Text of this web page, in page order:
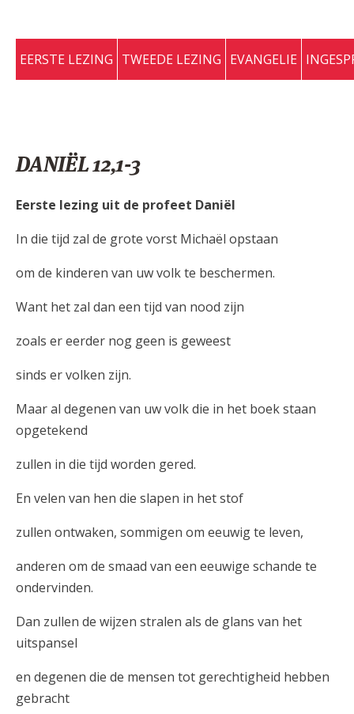
EERSTE LEZING TWEEDE LEZING EVANGELIE
DANIËL 12,1-3
Eerste lezing uit de profeet Daniël
In die tijd zal de grote vorst Michaël opstaan
om de kinderen van uw volk te beschermen.
Want het zal dan een tijd van nood zijn
zoals er eerder nog geen is geweest
sinds er volken zijn.
Maar al degenen van uw volk die in het boek staan
opgetekend
zullen in die tijd worden gered.
En velen van hen die slapen in het stof
zullen ontwaken, sommigen om eeuwig te leven,
anderen om de smaad van een eeuwige schande te
ondervinden.
Dan zullen de wijzen stralen als de glans van het
uitspansel
en degenen die de mensen tot gerechtigheid hebben
gebracht